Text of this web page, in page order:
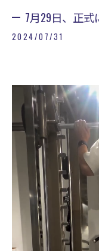
7月29日、正式
2024/07/31